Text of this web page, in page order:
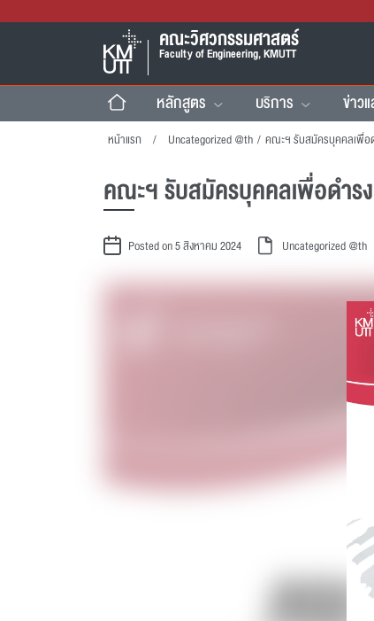
คณะวิศวกรรมศาสตร์
Faculty of Engineering, KMUTT
หลักสูตร บริการ ข่าว
หน้าแรก Uncategorized @th /
คณะฯ รับสมัครบุคคลเพื่อดำร
Posted on 5 สิงหาคม 2024 Uncategorized @th